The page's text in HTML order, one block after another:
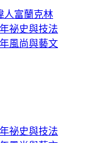
人富蘭克林
祕史與技法
風尚與藝文
祕史與技法